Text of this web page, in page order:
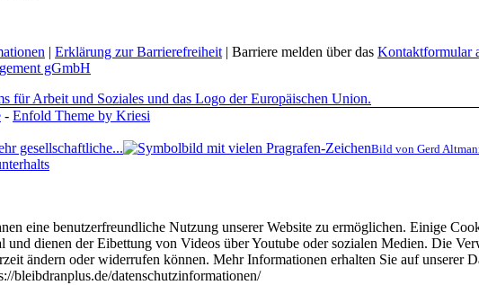
| Erklärung zur Barrierefreiheit | Barriere melden über das Kontaktformular
gGmbH
- Enfold Theme by Kriesi
gesellschaftliche... Bild von Gerd
eine benutzerfreundliche Nutzung unserer Website zu ermöglichen. Einige
und dienen der Eibettung von Videos über Youtube oder sozialen Medien. Die
ändern oder widerrufen können. Mehr Informationen erhalten Sie auf unserer
bleibdranplus.de/datenschutzinformationen/